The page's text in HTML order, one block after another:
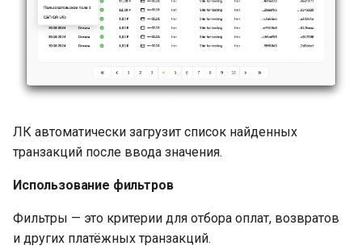
ЛК автоматически загрузит список найденных
транзакций после ввода значения.
Использование фильтров
Фильтры — это критерии для отбора оплат, возвратов
и других платёжных транзакций.